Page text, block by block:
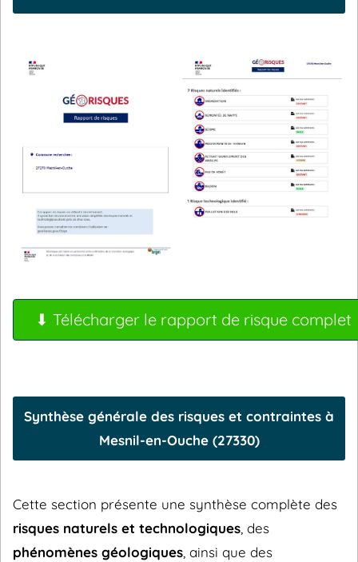
⬇ Télécharger le rapport de risque complet
Synthèse générale des risques et contraintes à
Mesnil-en-Ouche (27330)
Cette section présente une synthèse complète des
risques naturels et technologiques , des
phénomènes géologiques , ainsi que des